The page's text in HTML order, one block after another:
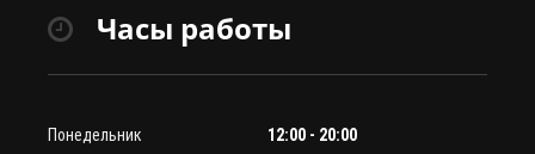
Часы работы
Понедельник
12:00 - 20:00